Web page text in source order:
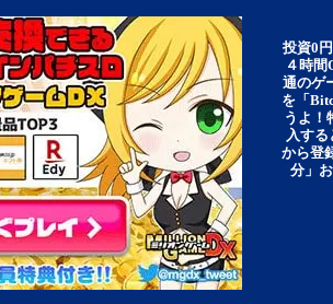
投資0
４時
通のゲ
を「
うよ！
入す
から登
分」